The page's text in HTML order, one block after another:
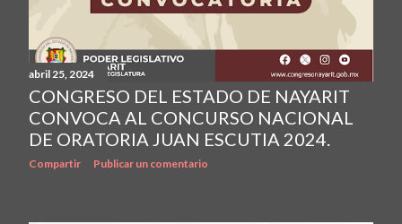
abril 25, 2024
CONGRESO DEL ESTADO DE NAYARIT
CONVOCA AL CONCURSO NACIONAL
DE ORATORIA JUAN ESCUTIA 2024.
Compartir Publicar un comentario